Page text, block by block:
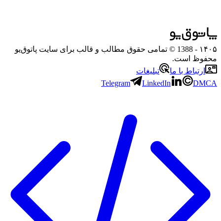
۱۴۰۵
- 1388 © تمامی حقوق مطالب و قالب برای سایت پاتوق‌یو
محفوظ است.
ارتباط با ما
تبلیغات
Telegram
LinkedIn DMCA